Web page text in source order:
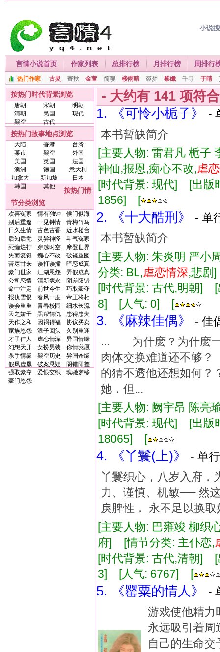
小说
言情小说首页 作家列表 总排行榜 月排行榜 周排行
热门作家 古灵 寄秋 金萱 简璎 楼雨晴 裘梦 黎孅 千寻 于晴
按热门时代背景浏览
唐朝 宋朝
明朝
清朝
民国
现代
架空
古代
按热门故事地点浏览
大陆 香港
台湾
某市
架空
外国
美国
英国
法国
澳洲
德国
意大利
加拿大
新加坡
日本
韩国
其他
按热门情
节分类浏览
欢喜冤家 情有独钟
候门似海
别后重逢
一见钟情
青梅竹马
日久生情
古色古香
近水楼台
后知后觉
灵异神怪
斗气冤家
死缠烂打
穿越时空
摩登世界
失而复得
痴心不改
破镜重圆
苦尽甘来
误打误撞
暗恋成真
豪门世家
江湖恩怨
弄假成真
公司恋情
清新隽永
阴差阳错
命中注定
前世今生
巧取豪夺
报仇雪恨
春风一度
帝王将相
误会重重
青春校园
细水长流
天之娇子
黑帮情仇
患得患失
天作之和
因祸得福
协议买卖
家族恩怨
浪子回头
久别重逢
才子佳人
虐恋情深
异国情缘
幻想天开
女扮男装
你情我愿
杀手情缘
架空历史
异国奇缘
假凤虚凰
破案悬疑
阴错阳差
强取豪夺
爱恨交织
魂驰梦移
豪门恩怨
- 大约有 141 项符
1. 《可怜小栀子》
-
本书暂缺简介
[主要人物: 雷君凡 栀
神仙,报恩,痴心不改,虐
[时代背景: 现代] [出
1856] [
2. 《十大酷刑》
- 单
本书暂缺简介
[主要人物: 朱炎明 严
分类: BL,虐恋情深,悲
[时代背景: 古代,明朝]
8] [人气: 0] [
3. 《麻辣佳偶》
- 佳
... 为什麽？为什
肉体交换难道还不
的猜不透他还想如何
她．但...
[主要人物: 阙宇昂 陈
[时代背景: 现代] [出
18065] [
4. 《丫鬟(上)》
- 单
丫鬟织心，八岁入府，
力、谨慎、机敏── 然
戾脾性， 永不足以换
[主要人物: 巴雍竣 柳织
府] [情节分类: 主仆恋,
[时代背景: 古代,清朝]
3] [人气: 6767] [
5. 《罂粟的情人》
-
游戏使他精力
永远吸引着
自己的生命